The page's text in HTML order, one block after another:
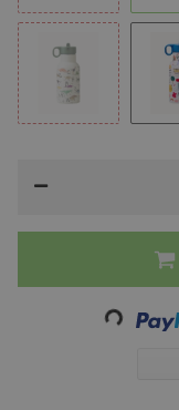
Crabs
Loading...